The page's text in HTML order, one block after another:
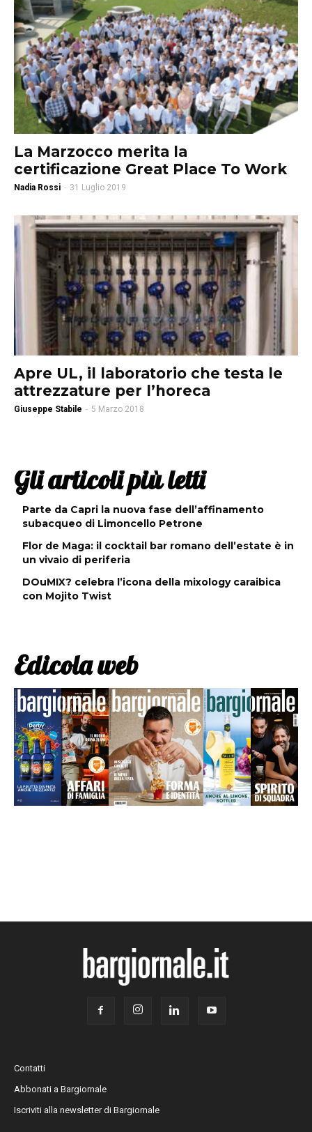
La Marzocco merita la
certificazione Great Place To Work
Nadia Rossi - 31 Luglio 2019
Apre UL, il laboratorio che testa le
attrezzature per l’horeca
Giuseppe Stabile - 5 Marzo 2018
Gli articoli più letti
Parte da Capri la nuova fase dell’affinamento
subacqueo di Limoncello Petrone
Flor de Maga: il cocktail bar romano dell’estate è in
un vivaio di periferia
DOuMIX? celebra l’icona della mixology caraibica
con Mojito Twist
Edicola web
Contatti
Abbonati a Bargiornale
Iscriviti alla newsletter di Bargiornale